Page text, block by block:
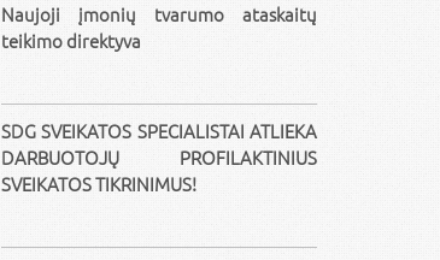
Naujoji įmonių tvarumo ataskaitų
teikimo direktyva
SDG SVEIKATOS SPECIALISTAI ATLIEKA
DARBUOTOJŲ PROFILAKTINIUS
SVEIKATOS TIKRINIMUS!